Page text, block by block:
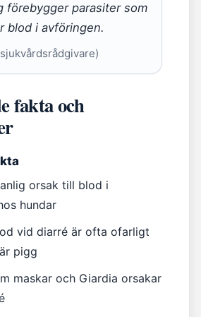
förebygger parasiter som
blod i avföringen.
fakta och
orsak till blod i
hundar
vid diarré är ofta ofarligt
pigg
maskar och Giardia orsakar